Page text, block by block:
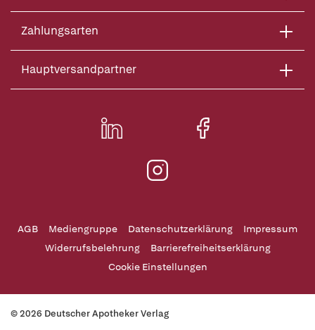
Zahlungsarten
Hauptversandpartner
AGB Mediengruppe Datenschutzerklärung
Impressum
Widerrufsbelehrung
Barrierefreiheitserklärung
Cookie Einstellungen
© 2026 Deutscher Apotheker Verlag